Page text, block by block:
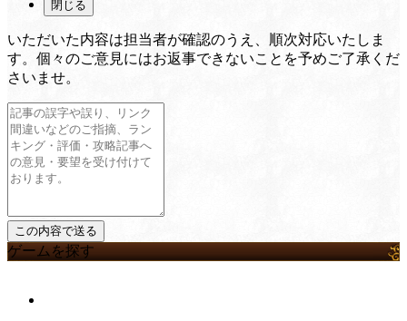
閉じる
いただいた内容は担当者が確認のうえ、順次対応いたしま
す。個々のご意見にはお返事できないことを予めご了承くだ
さいませ。
ゲームを探す